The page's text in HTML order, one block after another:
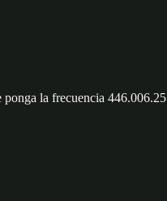
la frecuencia 446.006.25